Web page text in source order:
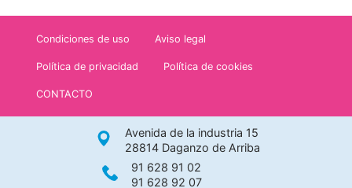
Condiciones de uso Aviso legal
Política de privacidad Política de cookies
CONTACTO
Avenida de la industria 15
28814 Daganzo de Arriba
91 628 91 02
91 628 92 07